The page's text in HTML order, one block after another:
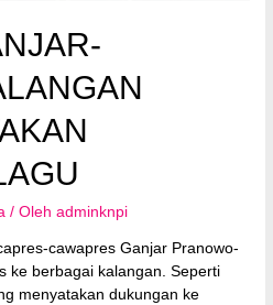
/ Olehadminknpi
cawapres Ganjar Pranowo-
ke berbagai kalangan. Seperti
menyatakan dukungan ke